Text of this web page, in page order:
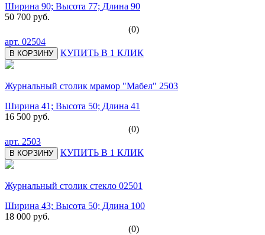
Ширина 90; Высота 77; Длина 90
50 700 руб.
(0)
арт. 02504
В КОРЗИНУ КУПИТЬ В 1 КЛИК
Журнальный столик мрамор "Мабел" 2503
Ширина 41; Высота 50; Длина 41
16 500 руб.
(0)
арт. 2503
В КОРЗИНУ КУПИТЬ В 1 КЛИК
Журнальный столик стекло 02501
Ширина 43; Высота 50; Длина 100
18 000 руб.
(0)